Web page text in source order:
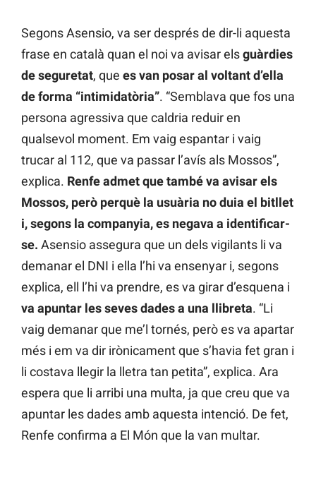
Segons Asensio, va ser després de dir-li aquesta
frase en català quan el noi va avisar elsguàrdies
de seguretat, que es van posar al voltant d’ella
de forma “intimidatòria”. “Semblava que fos una
persona agressiva que caldria reduir en
qualsevol moment. Em vaig espantar i vaig
trucar al 112, que va passar l’avís als Mossos”,
explica. Renfe admet que també va avisar els
Mossos, però perquè la usuària no duia el bitllet
i, segons la companyia, es negava a identificar-
se. Asensio assegura que un dels vigilants li va
demanar el DNI i ella l’hi va ensenyar i, segons
explica, ell l’hi va prendre, es va girar d’esquena i
va apuntar les seves dades a una llibreta. “Li
vaig demanar que me’l tornés, però es va apartar
més i em va dir irònicament que s’havia fet gran i
li costava llegir la lletra tan petita”, explica. Ara
espera que li arribi una multa, ja que creu que va
apuntar les dades amb aquesta intenció. De fet,
Renfe confirma a El Món que la van multar.